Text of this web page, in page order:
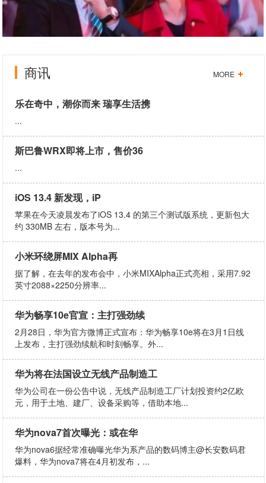
商讯 MORE
乐在奇中，潮你而来 瑞享生活携
...
斯巴鲁WRX即将上市，售价36
...
iOS 13.4 新发现，iP
苹果在今天凌晨发布了iOS 13.4 的第三个测试版系统，更新包大
约 330MB 左右，版本号为...
小米环绕屏MIX Alpha再
据了解，在去年的发布会中，小米MIXAlpha正式亮相，采用7.92
英寸2088×2250分辨率...
华为畅享10e官宣：主打强劲续
2月28日，华为官方微博正式宣布：华为畅享10e将在3月1日线
上发布，主打强劲续航和时刻畅享。外...
华为将在法国设立无线产品制造工
华为公司在一份公告中说，无线产品制造工厂计划投资约2亿欧
元，用于土地、建厂、设备采购等，借助本地...
华为nova7首次曝光：或在华
华为nova6据经常准确曝光华为系产品的数码博主@长安数码君
爆料，华为nova7将在4月初发布，...